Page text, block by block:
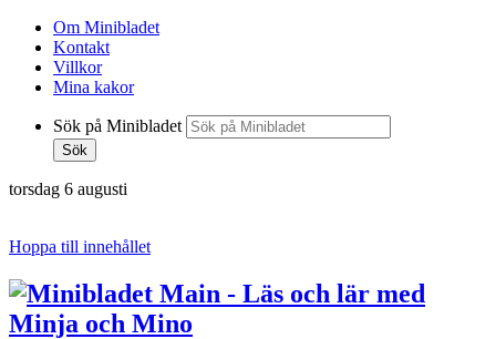
Om Minibladet
Kontakt
Villkor
Mina kakor
Sök på Minibladet
Sök
torsdag 6 augusti
Hoppa till innehållet